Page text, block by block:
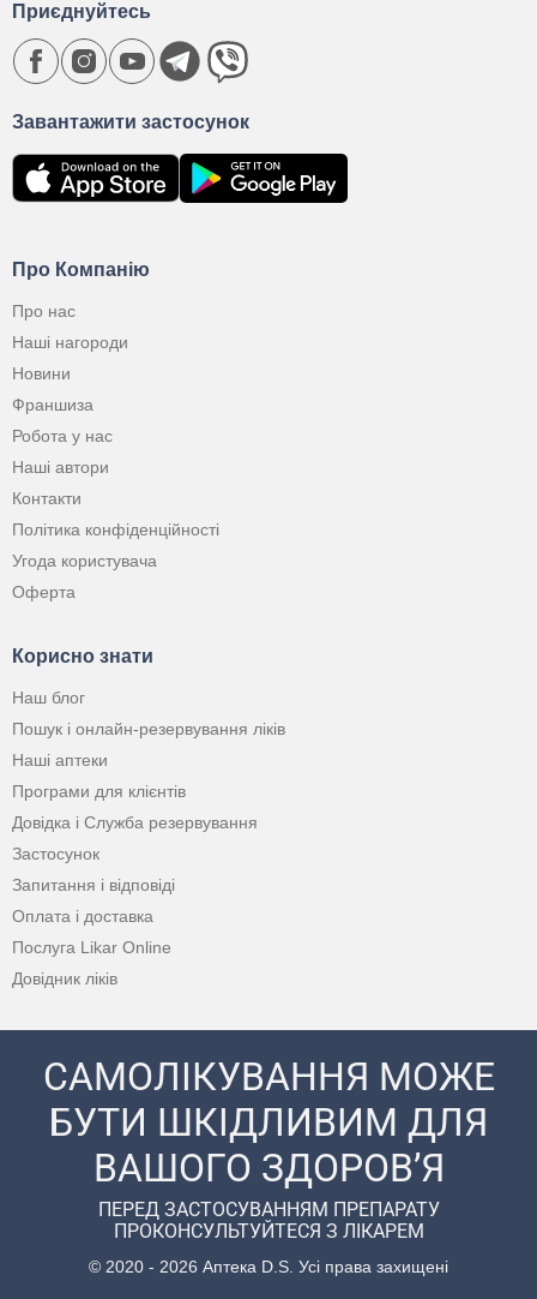
Про Компанію
Про нас
Наші нагороди
Новини
Франшиза
Робота у нас
Наші автори
Контакти
Політика конфіденційності
Угода користувача
Оферта
Корисно знати
Наш блог
Пошук і онлайн-резервування ліків
Наші аптеки
Програми для клієнтів
Довідка і Служба резервування
Застосунок
Запитання і відповіді
Оплата і доставка
Послуга Likar Online
Довідник ліків
Завантажити застосунок
Приєднуйтесь
САМОЛІКУВАННЯ МОЖЕ
БУТИ ШКІДЛИВИМ ДЛЯ
ВАШОГО ЗДОРОВ’Я
ПЕРЕД ЗАСТОСУВАННЯМ ПРЕПАРАТУ
ПРОКОНСУЛЬТУЙТЕСЯ З ЛІКАРЕМ
© 2020 - 2026 Аптека D.S. Усі права захищені